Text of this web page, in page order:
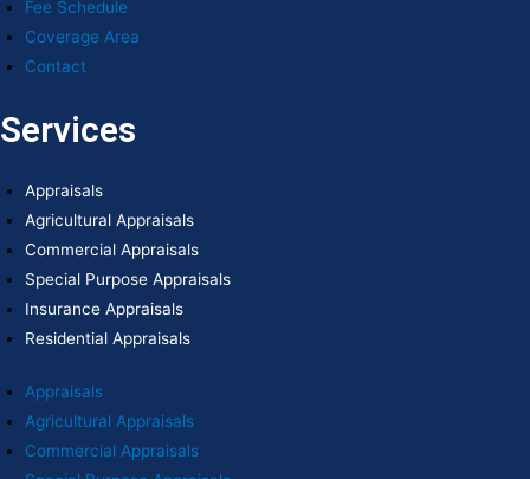
Fee Schedule
Coverage Area
Contact
Services
Appraisals
Agricultural Appraisals
Commercial Appraisals
Special Purpose Appraisals
Insurance Appraisals
Residential Appraisals
Appraisals
Agricultural Appraisals
Commercial Appraisals